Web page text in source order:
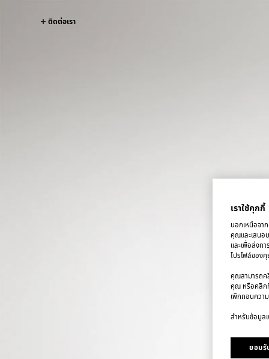
ติดต่อเรา
เราใช้คุกกี้
นอกเหนือจา
คุณและเสนอ
และเพื่อส่งก
โปรไฟล์ของ
คุณสามารถค
คุณ หรือคลิก
เพิกถอนควา
สำหรับข้อมูลเ
ยอมรั